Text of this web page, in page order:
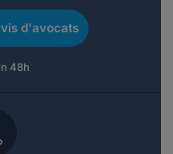
d'avocats
48h